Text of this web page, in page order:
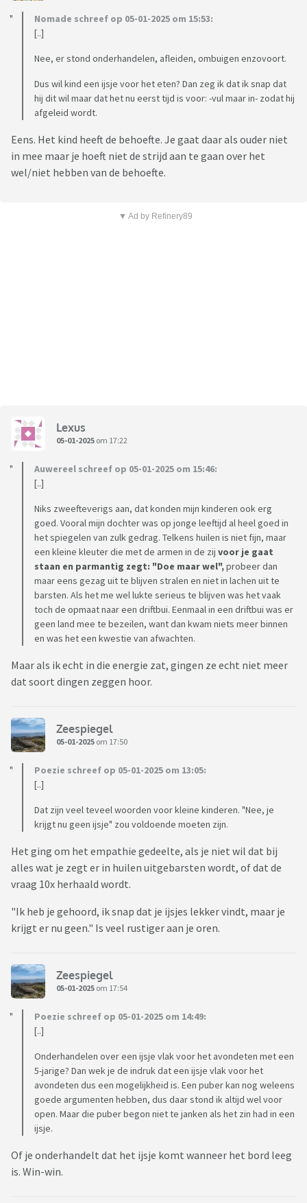
Nomade schreef op 05-01-2025 om 15:53:
[..]
Nee, er stond onderhandelen, afleiden, ombuigen enzovoort.
Dus wil kind een ijsje voor het eten? Dan zeg ik dat ik snap dat
hij dit wil maar dat het nu eerst tijd is voor: -vul maar in- zodat hij
afgeleid wordt.
Eens. Het kind heeft de behoefte. Je gaat daar als ouder niet
in mee maar je hoeft niet de strijd aan te gaan over het
wel/niet hebben van de behoefte.
▼ Ad by Refinery89
Lexus
05-01-2025 om 17:22
Auwereel schreef op 05-01-2025 om 15:46:
[..]
Niks zweefteverigs aan, dat konden mijn kinderen ook erg
goed. Vooral mijn dochter was op jonge leeftijd al heel goed in
het spiegelen van zulk gedrag. Telkens huilen is niet fijn, maar
een kleine kleuter die met de armen in de zij voor je gaat
staan en parmantig zegt: "Doe maar wel",probeer dan
maar eens gezag uit te blijven stralen en niet in lachen uit te
barsten. Als het me wel lukte serieus te blijven was het vaak
toch de opmaat naar een driftbui. Eenmaal in een driftbui was er
geen land mee te bezeilen, want dan kwam niets meer binnen
en was het een kwestie van afwachten.
Maar als ik echt in die energie zat, gingen ze echt niet meer
dat soort dingen zeggen hoor.
Zeespiegel
05-01-2025 om 17:50
Poezie schreef op 05-01-2025 om 13:05:
[..]
Dat zijn veel teveel woorden voor kleine kinderen. "Nee, je
krijgt nu geen ijsje" zou voldoende moeten zijn.
Het ging om het empathie gedeelte, als je niet wil dat bij
alles wat je zegt er in huilen uitgebarsten wordt, of dat de
vraag 10x herhaald wordt.
"Ik heb je gehoord, ik snap dat je ijsjes lekker vindt, maar je
krijgt er nu geen." Is veel rustiger aan je oren.
Zeespiegel
05-01-2025 om 17:54
Poezie schreef op 05-01-2025 om 14:49:
[..]
Onderhandelen over een ijsje vlak voor het avondeten met een
5-jarige? Dan wek je de indruk dat een ijsje vlak voor het
avondeten dus een mogelijkheid is. Een puber kan nog weleens
goede argumenten hebben, dus daar stond ik altijd wel voor
open. Maar die puber begon niet te janken als het zin had in een
ijsje.
Of je onderhandelt dat het ijsje komt wanneer het bord leeg
is. Win-win.